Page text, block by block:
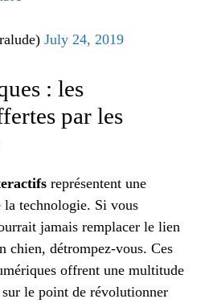
July 24, 2019
: les
par les
représentent une
la technologie. Si vous
jamais remplacer le lien
chien, détrompez-vous. Ces
offrent une multitude
le point de révolutionner